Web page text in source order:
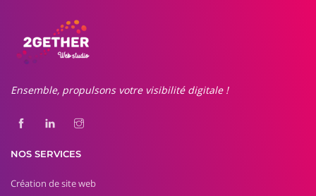
Ensemble, propulsons votre visibilité digitale !
NOS SERVICES
Création de site web